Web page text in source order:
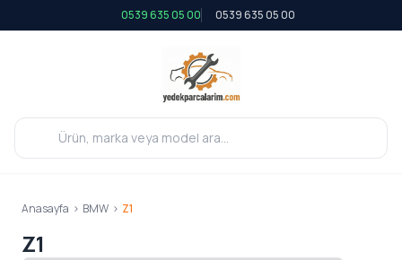
0539 635 05 00 0539 635 05 00
Anasayfa > BMW > Z1
Z1